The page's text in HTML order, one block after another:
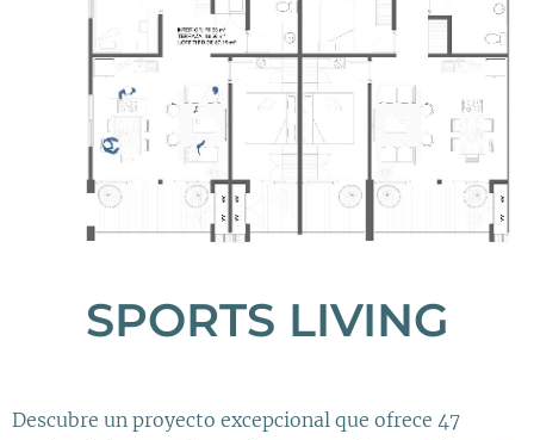
SPORTS LIVING
Descubre un proyecto excepcional que ofrece 47